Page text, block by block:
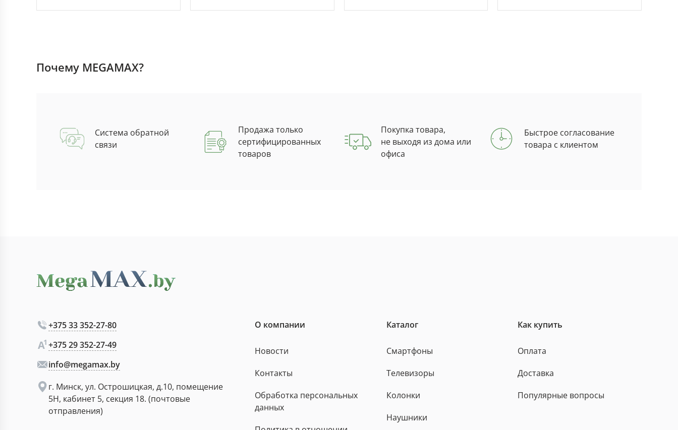
Почему MEGAMAX?
Система обратной
связи
Продажа только
сертифицированных
товаров
Покупка товара,
не выходя из дома или
офиса
Быстрое согласование
товара с клиентом
+375 33 352-27-80
+375 29 352-27-49
info@megamax.by
г. Минск, ул. Острошицкая, д.10, помещение
5Н, кабинет 5, секция 18. (почтовые
отправления)
О компании
Новости
Контакты
Обработка персональных
данных
Каталог
Смартфоны
Телевизоры
Колонки
Наушники
Как купить
Оплата
Доставка
Популярные вопросы